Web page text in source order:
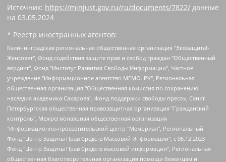
Источник: https://minjust.gov.ru/ru/documents/7822/ данные
на 03.05.2024
* Реестр иностранных агентов:
Калининградская региональная общественная организация "Экозащита!-Женсовет", Фонд содействия защите прав и свобод граждан "Общественный вердикт", Фонд "Институт Развития Свободы Информации", Частное учреждение "Информационное агентство МЕМО. РУ", Региональная общественная организация "Общественная комиссия по сохранению наследия академика Сахарова", Фонд поддержки свободы прессы, Санкт-Петербургская общественная правозащитная организация "Гражданский контроль", Межрегиональная общественная организация "Информационно-просветительский центр "Мемориал", Региональный Фонд "Центр Защиты Прав Средств Массовой Информации", с 05.12.2023 Фонд "Центр Защиты Прав Средств массовой информации", Региональная общественная благотворительная организация помощи беженцам и мигрантам "Гражданское содействие", Негосударственное образовательное учреждение дополнительного профессионального образования (повышение квалификации) специалистов "АКАДЕМИЯ ПО ПРАВАМ ЧЕЛОВЕКА", Свердловская региональная общественная организация "Сутяжник", Автономная некоммерческая организация "Центр независимых социологических исследований", Союз общественных объединений "Российский исследовательский центр по правам человека", Региональное общественное учреждение научно-информационный центр "МЕМОРИАЛ", Некоммерческая организация "Фонд защиты гласности", Автономная некоммерческая организация "Институт прав человека", Городская общественная организация "Екатеринбургское общество "МЕМОРИАЛ", Городская общественная организация "Рязанское историко-просветительское и правозащитное общество "Мемориал" (Рязанский Мемориал), Челябинский региональный орган общественной самодеятельности – женское общественное объединение "Женщины Евразии", Челябинский региональный орган общественной самодеятельности "Уральская правозащитная группа", Фонд содействия защите здоровья и социальной справедливости имени Андрея Рылькова, Автономная Некоммерческая Организация "Аналитический Центр Юрия Левады", Автономная некоммерческая организация социальной поддержки населения "Проект Апрель", Региональная общественная организация помощи женщинам и детям, находящимся в кризисной ситуации "Информационно-методический центр "Анна", Фонд содействия развитию массовых коммуникаций и правовому просвещению "Так-так-Так", Фонд содействия устойчивому развитию "Серебряная тайга", Свердловский региональный общественный фонд социальных проектов "Новое время", "Idel.Реалии", Кавказ.Реалии, Крым.Реалии, Телеканал Настоящее Время, Татаро-башкирская служба Радио Свобода (Azatliq Radiosi), Радио Свободная Европа/Радио Свобода (PCE/PC), "Сибирь.Реалии", "Фактограф", Благотворительный фонд помощи осужденным и их семьям, Автономная некоммерческая организация "Институт глобализации и социальных движений", Фонд "В защиту прав заключенных", Частное учреждение "Центр поддержки и содействия развитию средств массовой информации", Пензенский региональный общественный благотворительный фонд "Гражданский союз", "Север.Реалии", Некоммерческая организация Фонд "Правовая инициатива", Общество с ограниченной ответственностью "Радио Свободная Европа/Радио Свобода", Чешское информационное агентство "MEDIUM-ORIENT", Красноярская региональная общественная организация "Мы против СПИДа", Камалягин Денис Николаевич, Маркелов Сергей Евгеньевич, Пономарев Лев Александрович, Савицкая Людмила Алексеевна, Автономная некоммерческая организация "Центр по работе с проблемой насилия "НАСИЛИЮ.НЕТ", Межрегиональный профессиональный союз работников здравоохранения "Альянс врачей", Юридическое лицо, зарегистрированное в Латвийской Республике, SIA "Medusa Project" (регистрационный номер 40103797863, дата регистрации 10.06.2014), Некоммерческая организация "Фонд по борьбе с коррупцией", Автономная некоммерческая организация "Институт права и публичной политики", Баданин Роман Сергеевич, Гликин Максим Александрович, Железнова Мария Михайловна, Лукьянова Юлия Сергеевна, Маетная Елизавета Витальевна, Маняхин Петр Борисович, Чуракова Ольга Владимировна, Ярош Юлия Петровна, Юридическое лицо "The Insider SIA", зарегистрированное в Риге, Латвийская Республика (дата регистрации 26.06.2015), являющееся администратором доменного имени интернет-издания "The Insider SIA", https://theins.ru, Постернак Алексей Евгеньевич, Рубин Михаил Аркадьевич, Анин Роман Александрович, Юридическое лицо Istories fonds, зарегистрированное в Латвийской Республике (регистрационный номер 50008295751, дата регистрации 24.02.2020), Великовский Дмитрий Александрович, Долинина Ирина Николаевна, Мароховская Алеся Алексеевна, Шлейнов Роман Юрьевич, Шмагун Олеся Валентиновна, Общество с ограниченной ответственностью "Альтаир 2021", Общество с ограниченной ответственностью "Вега 2021", Общество с ограниченной ответственностью "Главный редактор 2021", Общество с ограниченной ответственностью "Ромашки монолит", Важенков Артем Валерьевич, Ивановская областная общественная организация "Центр гендерных исследований", Гурман Юрий Альбертович, Медиапроект "ОВД-Инфо", Егоров Владимир Владимирович, Жилинский Владимир Александрович, Общество с ограниченной ответственностью "ЗП", Иванова София Юрьевна, Карезина Инна Павловна, Кильтау Екатерина Викторовна, Петров Алексей Викторович, Пискунов Сергей Евгеньевич, Смирнов Сергей Сергеевич, Тихонов Михаил Сергеевич, Общество с ограниченной ответственностью "ЖУРНАЛИСТ-ИНОСТРАННЫЙ АГЕНТ", Арапова Галина Юрьевна, Вольтская Татьяна Анатольевна, Американская компания "Mason G.E.S. Anonymous Foundation" (США), являющаяся владельцем интернет-издания https://mnews.world/, Компания "Stichting Bellingcat", зарегистрированная в Нидерландах (дата регистрации 11.07.2018), Захаров Андрей Вячеславович, Клепиковская Екатерина Дмитриевна, Общество с ограниченной ответственностью "МЕМО", Перл Роман Александрович, Симонов Евгений Алексеевич, Соловьева Елена Анатольевна, Сотников Даниил Владимирович, Сурначева Елизавета Дмитриевна, Автономная некоммерческая организация по защите прав человека и информированию населения "Якутия – Наше Мнение", Общество с ограниченной ответственностью "Москоу диджитал медиа", с 26.01.2023 Общество с ограниченной ответственностью "Чайка Белые сады", Ветошкина Валерия Валерьевна, Заговора Максим Александрович, Межрегиональное общественное движение "Российская ЛГБТ - сеть", Оленичев Максим Владимирович, Павлов Иван Юрьевич, Скворцова Елена Сергеевна, Общество с ограниченной ответственностью "Как бы инагент", Кочетков Игорь Викторович, Общество с ограниченной ответственностью "Честные выборы", Еланчик Олег Александрович, Общество с ограниченной ответственностью "Нобелевский призыв", Гималова Регина Эмилевна, Григорьев Андрей Валерьевич, Григорьева Алина Александровна, Ассоциация по содействию защите прав призывников, альтернативнослужащих и военнослужащих "Правозащитная группа "Гражданин.Армия.Право", Хисамова Регина Фаритовна, Автономная некоммерческая организация по реализации социально-правовых программ "Лилит", Дальневосточное общественное движение "Маяк", Санкт-Петербургская ЛГБТ-инициативная группа "Выход", Инициативная группа ЛГБТ+ "Реверс", Алексеев Андрей Викторович, Бекбулатова Таисия Львовна, Беляев Иван Михайлович, Владыкина Елена Сергеевна, Гельман Марат Александрович, Никульшина Вероника Юрьевна, Толоконникова Надежда Андреевна, Шендерович Виктор Анатольевич, Общество с ограниченной ответственностью "Данное сообщение", Общество с ограниченной ответственностью Издательский дом "Новая глава", Айнбиндер Александра Александровна, Московский комьюнити-центр для ЛГБТ+инициатив, Благотворительный фонд развития филантропии, Deutsche Welle (Германия, Kurt-Schumacher-Strasse 3, 53113 Bonn), Борзунова Мария Михайловна, Воробьев Виктор Викторович, Голубева Анна Львовна, Константинова Алла Михайловна, Малкова Ирина Владимировна, Мурадов Мурад Абдулгалимович, Осетинская Елизавета Николаевна, Понасенков Евгений Николаевич, Ганапольский Матвей Юрьевич, Киселев Евгений Алексеевич, Борухович Ирина Григорьевна, Дремин Иван Тимофеевич, Дубровский Дмитрий Викторович, Красноярская региональная общественная организация поддержки и развития альтернативных образовательных технологий и межкультурных коммуникаций "ИНТЕРРА", Маяковская Екатерина Алексеевна, Фейгин Марк Захарович, Филимонов Андрей Викторович, Дзугкоева Регина Николаевна, Доброхотов Роман Александрович, Дудь Юрий Александрович, Елкин Сергей Владимирович, Кругликов Кирилл Игоревич, Сабунаева Мария Леонидовна, Семенов Алексей Владимирович, Шаинян Карен Багратович, Шульман Екатерина Михайловна, Асафьев Артур Валерьевич, Вахштайн Виктор Семенович, Венедиктов Алексей Алексеевич, Лушникова Екатерина Евгеньевна, Волков Леонид Михайлович, Невзоров Александр Глебович, Пархоменко Сергей Борисович, Сироткин Ярослав Николаевич, Кара-Мурза Владимир Владимирович, Баранова Наталья Владимировна, Гозман Леонид Яковлевич, Кагарлицкий Борис Юльевич, Климарев Михаил Валерьевич, Милов Владимир Станиславович, Автономная некоммерческая организация Краснодарский центр современного искусства "Типография", Моргенштерн Алишер Тагирович, Соболь Любовь Эдуардовна, Общество с ограниченной ответственностью "ЛИЗА НОРМ", Каспаров Гарри Кимович, Ходорковский Михаил Борисович, Общество с ограниченной ответственностью "Апрельские тезисы", Данилович Ирина Брониславовна, Кашин Олег Владимирович, Петров Николай Владимирович, Пивоваров Алексей Владимирович, Соколов Михаил Владимирович, Цветкова Юлия Владимировна, Чичваркин Евгений Александрович, Комитет против пыток/Команда против пыток, Общество с ограниченной ответственностью "Первый научный", Общество с ограниченной ответственностью "Вертолет и ко", Белоцерковская Вероника Борисовна, Кац Максим Евгеньевич, Лазарева Татьяна Юрьевна, Шаведдинов Руслан Табризович, Яшин Илья Валерьевич, Общество с ограниченной ответственностью "Иноагент ААВ", Алешковский Дмитрий Петрович, Альбац Евгения Марковна, Быков Дмитрий Львович, Галямина Юлия Евгеньевна, Лойко Сергей Леонидович, Мартынов Кирилл Константинович, Медведев Сергей Александрович, Крашенинников Федор Геннадиевич, Гордеева Катерина Вл